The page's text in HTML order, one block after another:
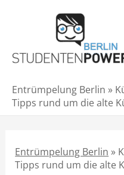
Entrümpelung Berlin »
Tipps rund um die alte
Entrümpelung Berlin »
Tipps rund um die alte